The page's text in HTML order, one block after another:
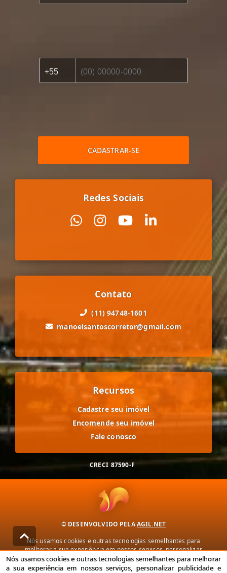
CADASTRAR-SE
Redes Sociais
Contato
(11) 94748-1601
manoelsantoscorretor@gmail.com
Recursos
Cadastre seu imóvel
Encomende seu imóvel
Fale conosco
CRECI 87590-F
© DESENVOLVIDO PELAAGIL.NET
Nós usamos cookies e outras tecnologias semelhantes para
melhorar a sua experiência em nossos serviços, personalizar
publicidade e recomendar conteúdo de seu interesse. Ao utilizar
nossos serviços, você concorda com nossa política de privacidade e
Nós usamos cookies e outras tecnologias semelhantes para melhorar
a sua experiência em nossos serviços, personalizar publicidade e